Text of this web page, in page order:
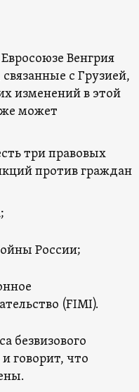
Венгрия
с Грузией,
изменений в этой
может
три правовых
против граждан
России;
(FIMI).
безвизового
говорит, что